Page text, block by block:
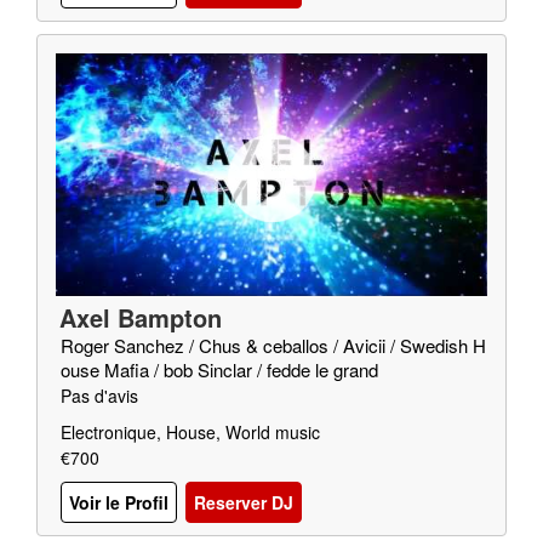
Axel Bampton
Roger Sanchez / Chus & ceballos / Avicii / Swedish H
ouse Mafia / bob Sinclar / fedde le grand
Pas d'avis
Electronique, House, World music
€700
Voir le Profil
Reserver DJ